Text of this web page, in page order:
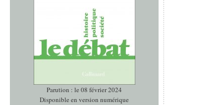
Parution : le 08 février 2024
Disponible en version numérique